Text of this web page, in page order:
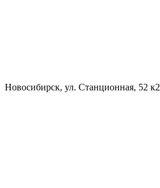
Новосибирск, ул. Станционная, 52 к2